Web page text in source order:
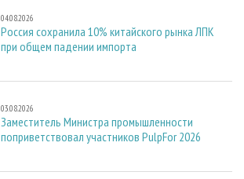
04.08.2026
Россия сохранила 10% китайского рынка ЛПК
при общем падении импорта
03.08.2026
Заместитель Министра промышленности
поприветствовал участников PulpFor 2026